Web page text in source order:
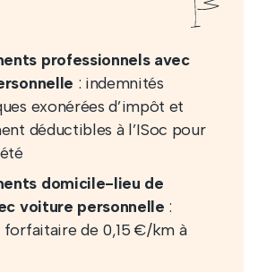
professionnels avec
: indemnités
exonérées d’impôt et
déductibles à l’ISoc pour
domicile-lieu de
voiture personnelle :
de 0,15 €/km à